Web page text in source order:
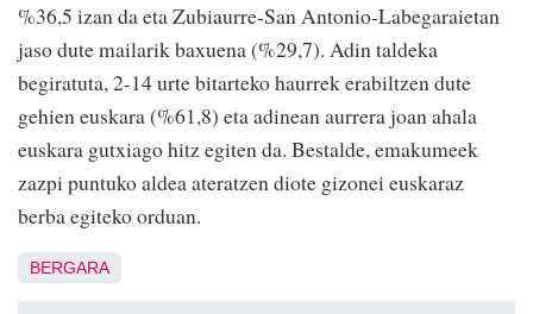
%36,5 izan da eta Zubiaurre-San Antonio-Labegaraietan
jaso dute mailarik baxuena (%29,7). Adin taldeka
begiratuta, 2-14 urte bitarteko haurrek erabiltzen dute
gehien euskara (%61,8) eta adinean aurrera joan ahala
euskara gutxiago hitz egiten da. Bestalde, emakumeek
zazpi puntuko aldea ateratzen diote gizonei euskaraz
berba egiteko orduan.
BERGARA